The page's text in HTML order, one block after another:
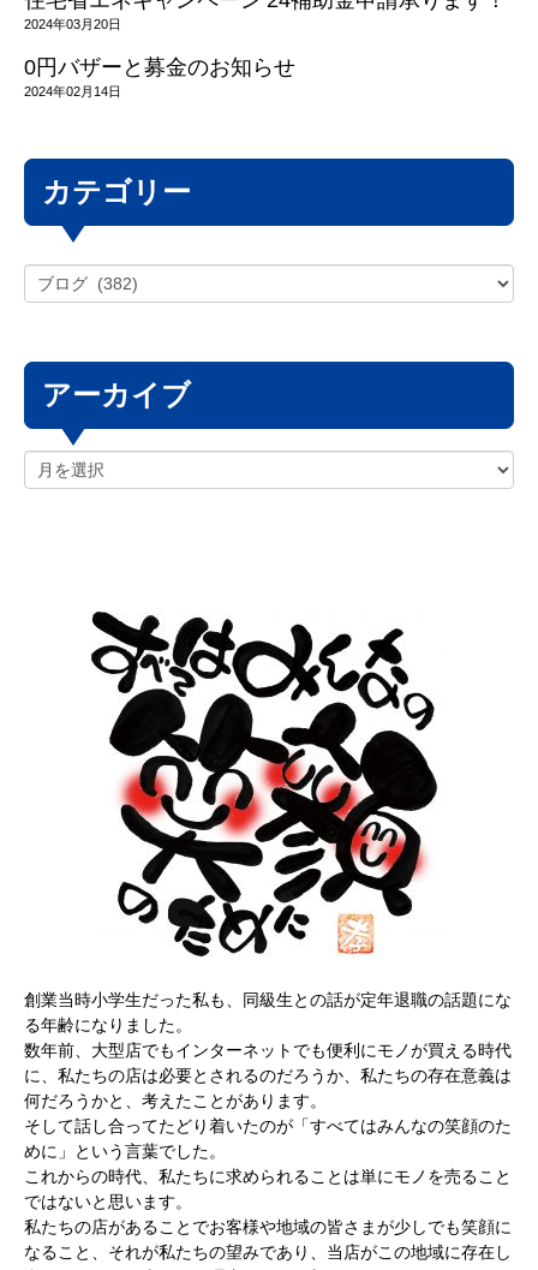
2024年03月20日
0円バザーと募金のお知らせ
2024年02月14日
カテゴリー
アーカイブ
創業当時小学生だった私も、同級生との話が定年退職の話題にな
る年齢になりました。
数年前、大型店でもインターネットでも便利にモノが買える時代
に、私たちの店は必要とされるのだろうか、私たちの存在意義は
何だろうかと、考えたことがあります。
そして話し合ってたどり着いたのが「すべてはみんなの笑顔のた
めに」という言葉でした。
これからの時代、私たちに求められることは単にモノを売ること
ではないと思います。
私たちの店があることでお客様や地域の皆さまが少しでも笑顔に
なること、それが私たちの望みであり、当店がこの地域に存在し